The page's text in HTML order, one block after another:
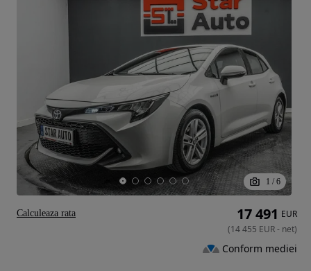
1 / 6
17 491 EUR
(14 455 EUR- net)
Conform mediei
Calculeaza rata